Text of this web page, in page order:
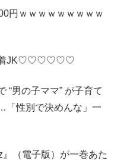
円ｗｗｗｗｗｗｗｗｗ
水着JK♡♡♡♡♡♡
“男の子ママ” が子育て
「性別で決めんな」一
（電子版）が一巻あた